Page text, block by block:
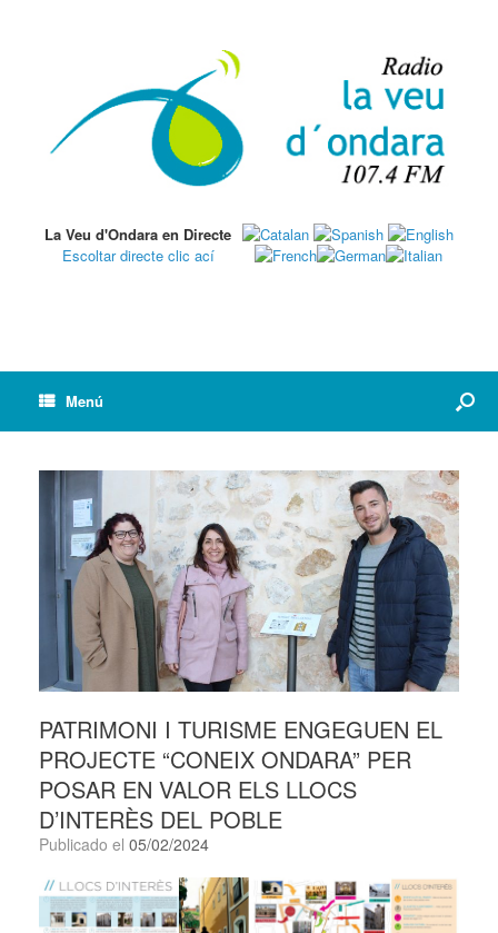
La Veu d'Ondara en Directe
Escoltar directe clic ací
Menú
PATRIMONI I TURISME ENGEGUEN EL
PROJECTE “CONEIX ONDARA” PER
POSAR EN VALOR ELS LLOCS
D’INTERÈS DEL POBLE
Publicado el 05/02/2024